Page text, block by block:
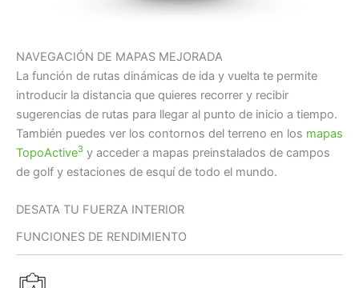
NAVEGACIÓN DE MAPAS MEJORADA
La función de rutas dinámicas de ida y vuelta te permite
introducir la distancia que quieres recorrer y recibir
sugerencias de rutas para llegar al punto de inicio a tiempo.
También puedes ver los contornos del terreno en los mapas
TopoActive3 y acceder a mapas preinstalados de campos
de golf y estaciones de esquí de todo el mundo.
DESATA TU FUERZA INTERIOR
FUNCIONES DE RENDIMIENTO